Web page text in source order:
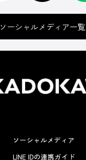
ソーシャルメディア一覧
ソーシャルメディア
LINE IDの連携ガイド